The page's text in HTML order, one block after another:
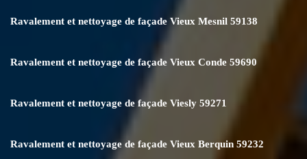
Ravalement et nettoyage de façade Vieux Mesnil 59138
Ravalement et nettoyage de façade Vieux Conde 59690
Ravalement et nettoyage de façade Viesly 59271
Ravalement et nettoyage de façade Vieux Berquin 59232